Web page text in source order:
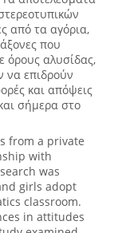
από τα αγόρια,
που
όρους αλυσίδας,
να επιδρούν
και απόψεις
σήμερα στο
from a private
with
was
girls adopt
classroom.
in attitudes